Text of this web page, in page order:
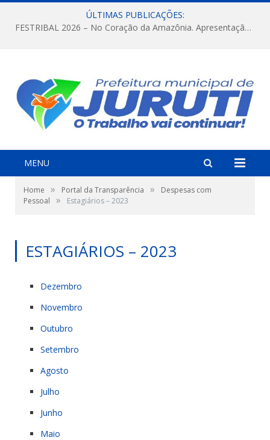
ÚLTIMAS PUBLICAÇÕES:
FESTRIBAL 2026 – No Coração da Amazônia. Apresentação da Munduruku.
MENU
Home » Portal da Transparência »
Despesas com
Pessoal
» Estagiários – 2023
ESTAGIÁRIOS – 2023
Dezembro
Novembro
Outubro
Setembro
Agosto
Julho
Junho
Maio